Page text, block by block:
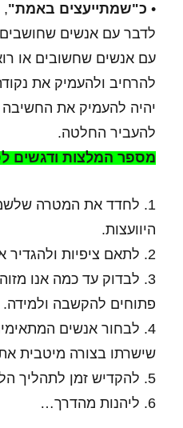
• כ"שמתייעצים באמת",
לדבר עם אנשים שחושבים
עם אנשים שחשובים או
להרחיב ולהעמיק את
יהיה להעמיק את
להעביר החלטה.
מספר המלצות ודגשים
1. לחדד את המטרה
היוועצות.
2. לתאם ציפיות ולהגדיר את התהליך.
3. לבדוק עד כמה אנו
פתוחים להקשבה ולמידה.
4. לבחור אנשים
שישרתו בצורה מיטבית
5. להקדיש זמן לתהליך הלמידה, ההעמקה והגילוי.
6. ליהנות מהדרך…